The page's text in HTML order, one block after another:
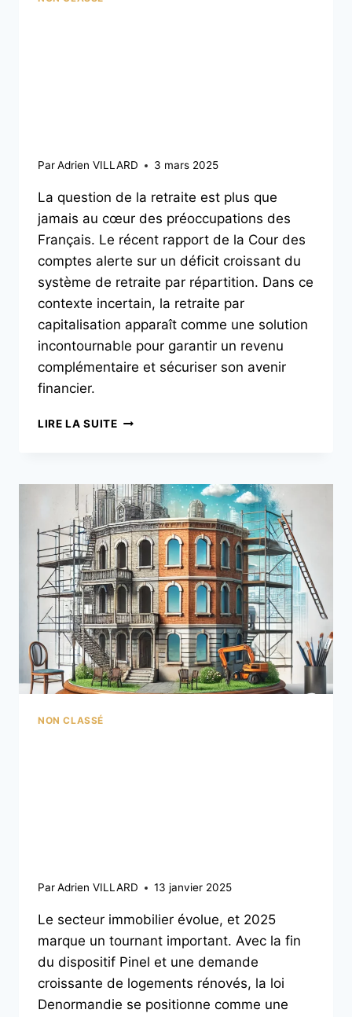
ParAdrien VILLARD 3 mars 2025
La question de la retraite est plus que
jamais au cœur des préoccupations des
Français. Le récent rapport de la Cour des
comptes alerte sur un déficit croissant du
système de retraite par répartition. Dans ce
contexte incertain, la retraite par
capitalisation apparaît comme une solution
incontournable pour garantir un revenu
complémentaire et sécuriser son avenir
financier.
LIRE LA SUITE
NON CLASSÉ
ParAdrien VILLARD 13 janvier 2025
Le secteur immobilier évolue, et 2025
marque un tournant important. Avec la fin
du dispositif Pinel et une demande
croissante de logements rénovés, la loi
Denormandie se positionne comme une